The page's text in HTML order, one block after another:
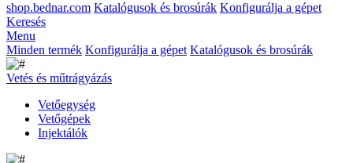
shop.bednar.com Katalógusok és brosúrák Konfigurálja a gépet
Keresés
Menu
Minden termék Konfigurálja a gépet Katalógusok és brosúrák
Vetés és műtrágyázás
Vetőegység
Vetőgépek
Injektálók